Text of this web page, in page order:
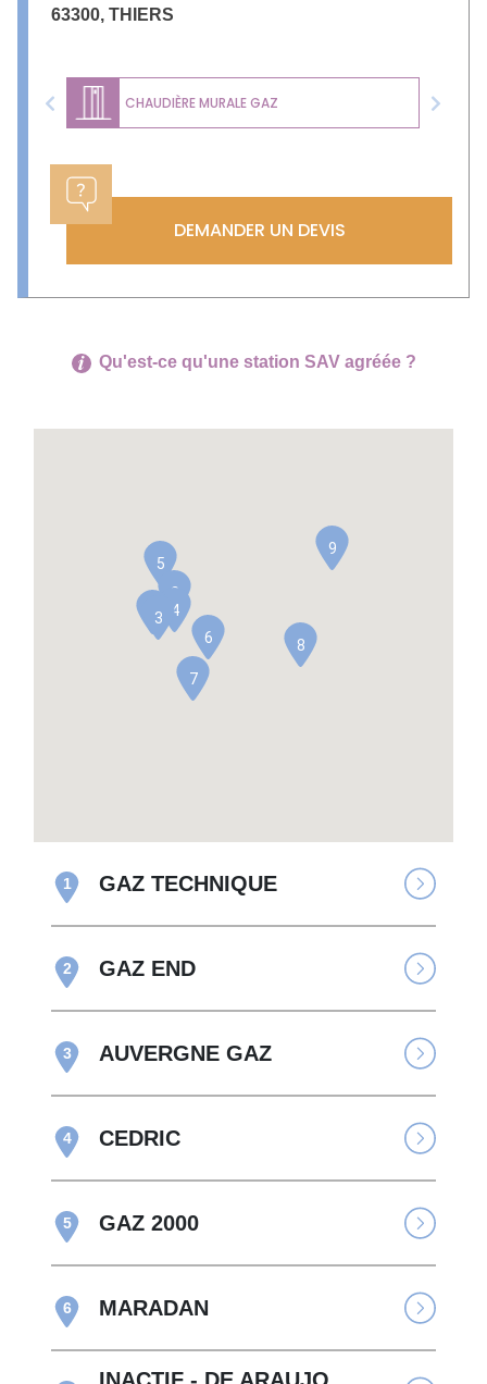
63300, THIERS
CHAUDIÈRE MURALE GAZ
Previous Next
DEMANDER UN DEVIS
Qu'est-ce qu'une station SAV agréée ?
1
2
3
4
5
6
7
8
9
1 GAZ TECHNIQUE
2 GAZ END
3 AUVERGNE GAZ
4 CEDRIC
5 GAZ 2000
6 MARADAN